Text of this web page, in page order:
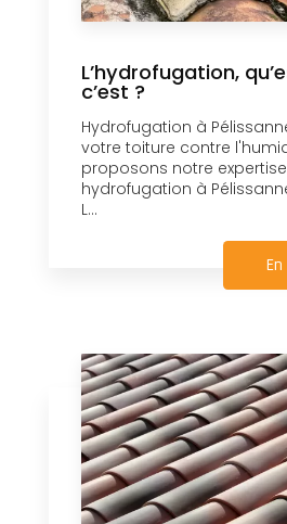
L’hydrofugation,
c’est ?
Hydrofugation à
votre toiture contre
proposons notre
hydrofugation à
L...